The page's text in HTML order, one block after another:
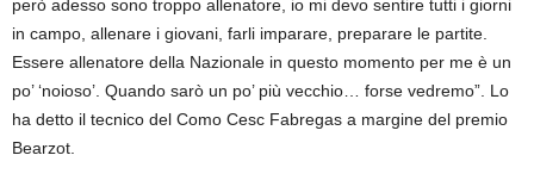
però adesso sono troppo allenatore, io mi devo sentire tutti i giorni
in campo, allenare i giovani, farli imparare, preparare le partite.
Essere allenatore della Nazionale in questo momento per me è un
po’ ‘noioso’. Quando sarò un po’ più vecchio… forse vedremo”. Lo
ha detto il tecnico del Como Cesc Fabregas a margine del premio
Bearzot.